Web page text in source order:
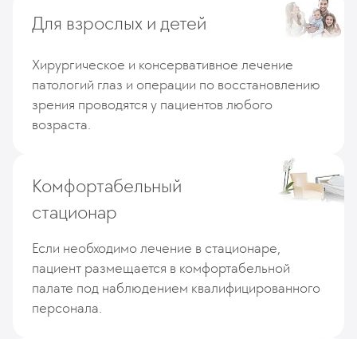
Для взрослых и детей
Хирургическое и консервативное лечение
патологий глаз и операции по восстановлению
зрения проводятся у пациентов любого
возраста.
Комфортабельный
стационар
Если необходимо лечение в стационаре,
пациент размещается в комфортабельной
палате под наблюдением квалифицированного
персонала.